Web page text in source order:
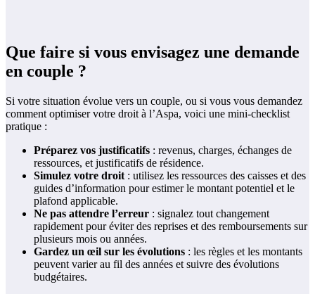
Que faire si vous envisagez une demande
en couple ?
Si votre situation évolue vers un couple, ou si vous vous demandez
comment optimiser votre droit à l’Aspa, voici une mini-checklist
pratique :
Préparez vos justificatifs : revenus, charges, échanges de
ressources, et justificatifs de résidence.
Simulez votre droit : utilisez les ressources des caisses et des
guides d’information pour estimer le montant potentiel et le
plafond applicable.
Ne pas attendre l’erreur : signalez tout changement
rapidement pour éviter des reprises et des remboursements sur
plusieurs mois ou années.
Gardez un œil sur les évolutions : les règles et les montants
peuvent varier au fil des années et suivre des évolutions
budgétaires.